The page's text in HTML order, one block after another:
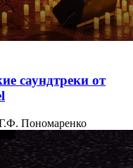
саундтреки от
Пономаренко